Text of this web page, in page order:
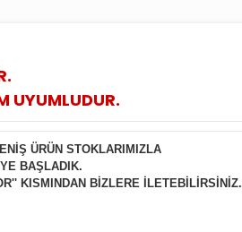
UYUMLUDUR.
ÜRÜN STOKLARIMIZLA
BAŞLADIK.
KISMINDAN BİZLERE İLETEBİLİRSİNİZ.